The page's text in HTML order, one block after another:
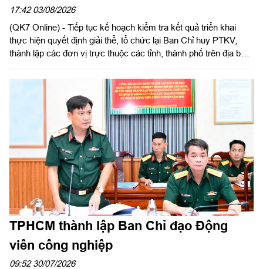
tại Bộ Tư lệnh TPHCM
17:42 03/08/2026
(QK7 Online) - Tiếp tục kế hoạch kiểm tra kết quả triển khai
thực hiện quyết định giải thể, tổ chức lại Ban Chỉ huy PTKV,
thành lập các đơn vị trực thuộc các tỉnh, thành phố trên địa bàn
Quân khu, Đại tá Trần Hữu Nhân, Phó Tham mưu trưởng Quân
khu và đoàn công tác tiến hành kiểm tra Bộ Tư lệnh Thành phố
Hồ Chí Minh. Thiếu tướng Phan Quốc Việt, Phó Tư lệnh, Tham
mưu trưởng Bộ Tư lệnh Thành phố và cơ quan Bộ Tư lệnh
Thành phố làm việc với đoàn.
TPHCM thành lập Ban Chỉ đạo Động
viên công nghiệp
09:52 30/07/2026